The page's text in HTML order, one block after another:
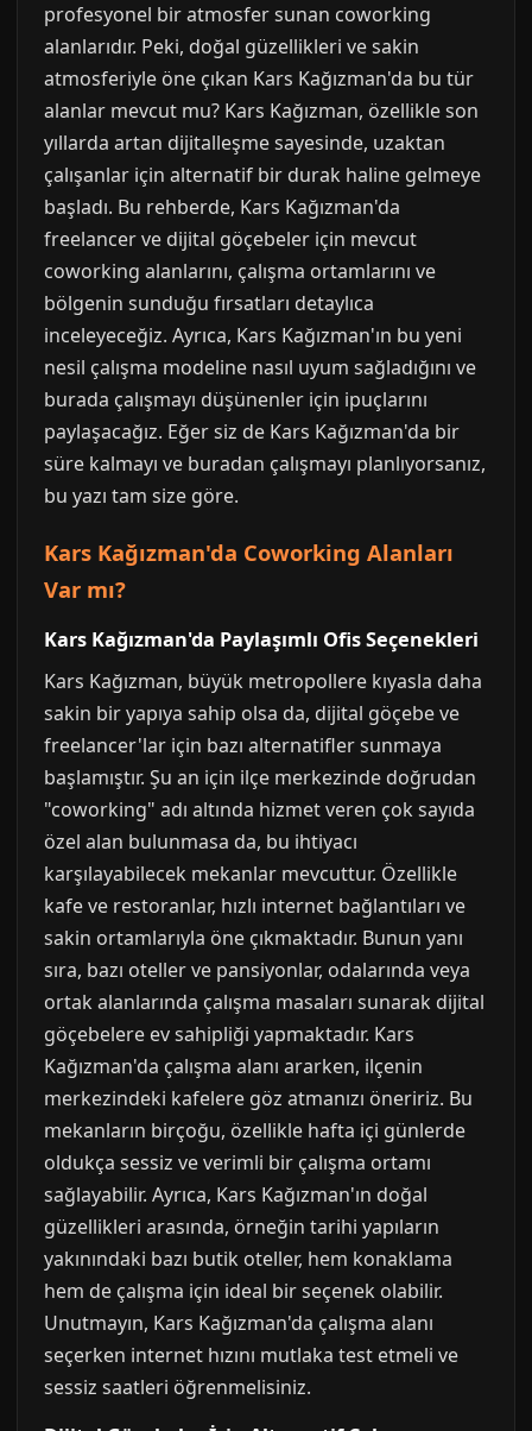
profesyonel bir atmosfer sunan coworking
alanlarıdır. Peki, doğal güzellikleri ve sakin
atmosferiyle öne çıkan Kars Kağızman'da bu tür
alanlar mevcut mu? Kars Kağızman, özellikle son
yıllarda artan dijitalleşme sayesinde, uzaktan
çalışanlar için alternatif bir durak haline gelmeye
başladı. Bu rehberde, Kars Kağızman'da
freelancer ve dijital göçebeler için mevcut
coworking alanlarını, çalışma ortamlarını ve
bölgenin sunduğu fırsatları detaylıca
inceleyeceğiz. Ayrıca, Kars Kağızman'ın bu yeni
nesil çalışma modeline nasıl uyum sağladığını ve
burada çalışmayı düşünenler için ipuçlarını
paylaşacağız. Eğer siz de Kars Kağızman'da bir
süre kalmayı ve buradan çalışmayı planlıyorsanız,
bu yazı tam size göre.
Kars Kağızman'da Coworking Alanları
Var mı?
Kars Kağızman'da Paylaşımlı Ofis Seçenekleri
Kars Kağızman, büyük metropollere kıyasla daha
sakin bir yapıya sahip olsa da, dijital göçebe ve
freelancer'lar için bazı alternatifler sunmaya
başlamıştır. Şu an için ilçe merkezinde doğrudan
"coworking" adı altında hizmet veren çok sayıda
özel alan bulunmasa da, bu ihtiyacı
karşılayabilecek mekanlar mevcuttur. Özellikle
kafe ve restoranlar, hızlı internet bağlantıları ve
sakin ortamlarıyla öne çıkmaktadır. Bunun yanı
sıra, bazı oteller ve pansiyonlar, odalarında veya
ortak alanlarında çalışma masaları sunarak dijital
göçebelere ev sahipliği yapmaktadır. Kars
Kağızman'da çalışma alanı ararken, ilçenin
merkezindeki kafelere göz atmanızı öneririz. Bu
mekanların birçoğu, özellikle hafta içi günlerde
oldukça sessiz ve verimli bir çalışma ortamı
sağlayabilir. Ayrıca, Kars Kağızman'ın doğal
güzellikleri arasında, örneğin tarihi yapıların
yakınındaki bazı butik oteller, hem konaklama
hem de çalışma için ideal bir seçenek olabilir.
Unutmayın, Kars Kağızman'da çalışma alanı
seçerken internet hızını mutlaka test etmeli ve
sessiz saatleri öğrenmelisiniz.